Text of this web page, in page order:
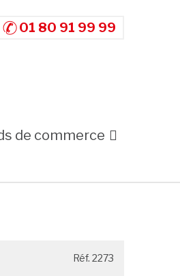
01 80 91 99 99
de commerce
Réf. 2273